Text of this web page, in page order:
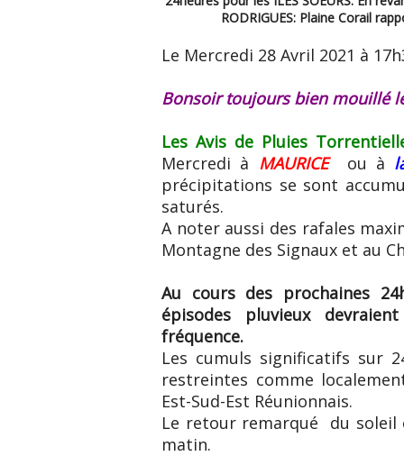
RODRIGUES: Plaine Corail
Le Mercredi 28 Avril 2021 à
Bonsoir toujours bien mouillé
Les Avis de Pluies
Mercredi à MAURICEou à
précipitations se sont
saturés.
A noter aussi des rafales
Montagne des Signaux et au
Au cours des prochaines
épisodes pluvieux
fréquence.
Les cumuls significatifs sur
restreintes comme
Est-Sud-Est Réunionnais.
Le retour remarqué du soleil
matin.